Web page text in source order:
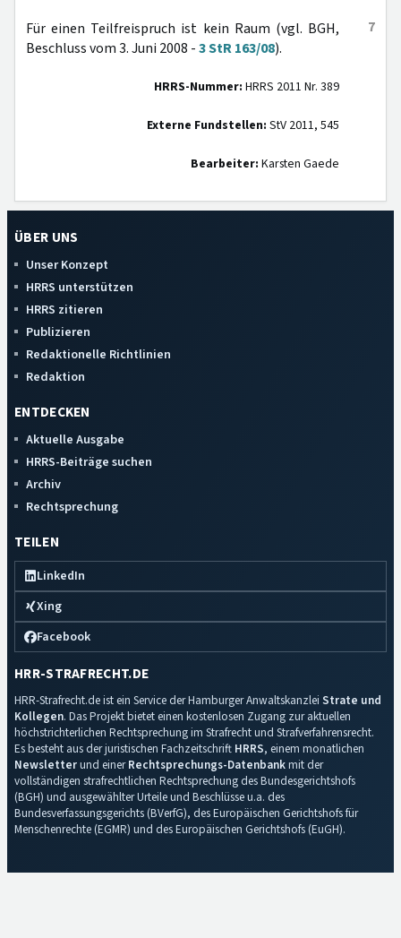
7
Für einen Teilfreispruch ist kein Raum (vgl. BGH,
Beschluss vom 3. Juni 2008 -3 StR 163/08).
HRRS-Nummer: HRRS 2011 Nr. 389
Externe Fundstellen: StV 2011, 545
Bearbeiter: Karsten Gaede
ÜBER UNS
Unser Konzept
HRRS unterstützen
HRRS zitieren
Publizieren
Redaktionelle Richtlinien
Redaktion
ENTDECKEN
Aktuelle Ausgabe
HRRS-Beiträge suchen
Archiv
Rechtsprechung
TEILEN
LinkedIn
Xing
Facebook
HRR-STRAFRECHT.DE
HRR-Strafrecht.de ist ein Service der Hamburger Anwaltskanzlei Strate und
Kollegen. Das Projekt bietet einen kostenlosen Zugang zur aktuellen
höchstrichterlichen Rechtsprechung im Strafrecht und Strafverfahrensrecht.
Es besteht aus der juristischen Fachzeitschrift HRRS, einem monatlichen
Newsletterund einerRechtsprechungs-Datenbankmit der
vollständigen strafrechtlichen Rechtsprechung des Bundesgerichtshofs
(BGH) und ausgewählter Urteile und Beschlüsse u.a. des
Bundesverfassungsgerichts (BVerfG), des Europäischen Gerichtshofs für
Menschenrechte (EGMR) und des Europäischen Gerichtshofs (EuGH).